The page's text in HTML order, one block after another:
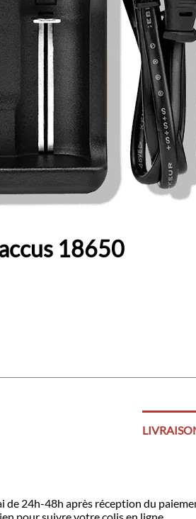
18650
de 24h-48h après réception du